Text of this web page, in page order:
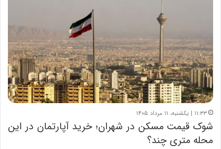
۱۱:۳۳ | یکشنبه، ۱۱ مرداد ۱۴۰۵
شوک قیمت مسکن در شهران؛ خرید آپارتمان در این
محله متری چند؟